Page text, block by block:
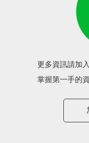
更多資訊請加
掌握第一手的